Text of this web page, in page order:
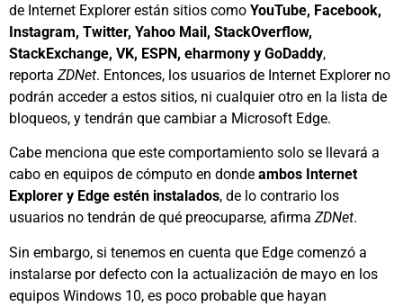
de Internet Explorer están sitios como YouTube, Facebook,
Instagram, Twitter, Yahoo Mail, StackOverflow,
StackExchange, VK, ESPN, eharmony y GoDaddy,
reporta ZDNet. Entonces, los usuarios de Internet Explorer no
podrán acceder a estos sitios, ni cualquier otro en la lista de
bloqueos, y tendrán que cambiar a Microsoft Edge.
Cabe menciona que este comportamiento solo se llevará a
cabo en equipos de cómputo en donde ambos Internet
Explorer y Edge estén instalados, de lo contrario los
usuarios no tendrán de qué preocuparse, afirma ZDNet.
Sin embargo, si tenemos en cuenta que Edge comenzó a
instalarse por defecto con la actualización de mayo en los
equipos Windows 10, es poco probable que hayan